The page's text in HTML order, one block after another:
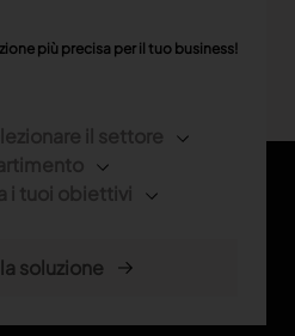
più precisa per il tuo business!